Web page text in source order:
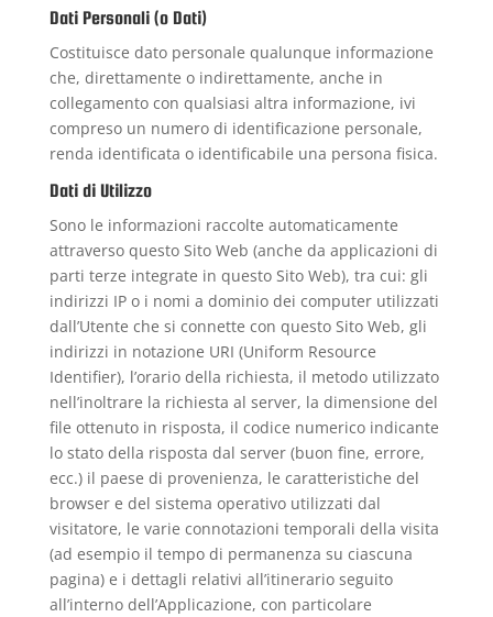
Dati Personali (o Dati)
Costituisce dato personale qualunque informazione
che, direttamente o indirettamente, anche in
collegamento con qualsiasi altra informazione, ivi
compreso un numero di identificazione personale,
renda identificata o identificabile una persona fisica.
Dati di Utilizzo
Sono le informazioni raccolte automaticamente
attraverso questo Sito Web (anche da applicazioni di
parti terze integrate in questo Sito Web), tra cui: gli
indirizzi IP o i nomi a dominio dei computer utilizzati
dall’Utente che si connette con questo Sito Web, gli
indirizzi in notazione URI (Uniform Resource
Identifier), l’orario della richiesta, il metodo utilizzato
nell’inoltrare la richiesta al server, la dimensione del
file ottenuto in risposta, il codice numerico indicante
lo stato della risposta dal server (buon fine, errore,
ecc.) il paese di provenienza, le caratteristiche del
browser e del sistema operativo utilizzati dal
visitatore, le varie connotazioni temporali della visita
(ad esempio il tempo di permanenza su ciascuna
pagina) e i dettagli relativi all’itinerario seguito
all’interno dell’Applicazione, con particolare